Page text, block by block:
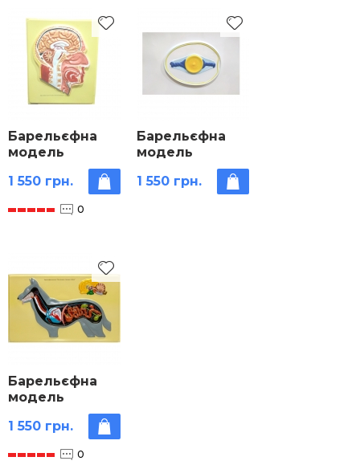
Барельєфна
модель
«Сагітальний
розріз голови»
1 550 грн.
0
Барельєфна
модель
«Будова яйця
птаха»
1 550 грн.
Барельєфна
модель
«Внутрішня
будова
собаки»
1 550 грн.
0